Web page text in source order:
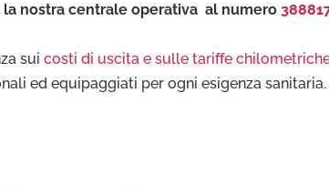
nostra centrale operativa al numero
sui costi di uscita e sulle tariffe
ed equipaggiati per ogni esigenza sanitaria.